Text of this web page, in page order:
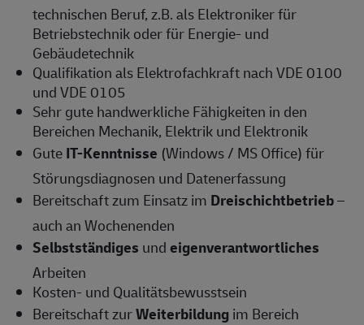
technischen Beruf, z.B. als Elektroniker für
Betriebstechnik oder für Energie- und
Gebäudetechnik
Qualifikation als Elektrofachkraft nach VDE 0100
und VDE 0105
Sehr gute handwerkliche Fähigkeiten in den
Bereichen Mechanik, Elektrik und Elektronik
GuteIT-Kenntnisse (Windows / MS Office) für
Störungsdiagnosen und Datenerfassung
Bereitschaft zum Einsatz im Dreischichtbetrieb–
auch an Wochenenden
Selbstständiges undeigenverantwortliches
Arbeiten
Kosten- und Qualitätsbewusstsein
Bereitschaft zurWeiterbildungim Bereich